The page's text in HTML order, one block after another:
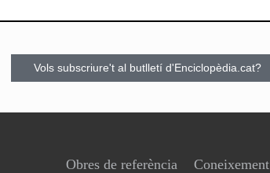
Vols subscriure't al butlletí d'Enciclopèdia.cat?
Obres de referència Coneixement